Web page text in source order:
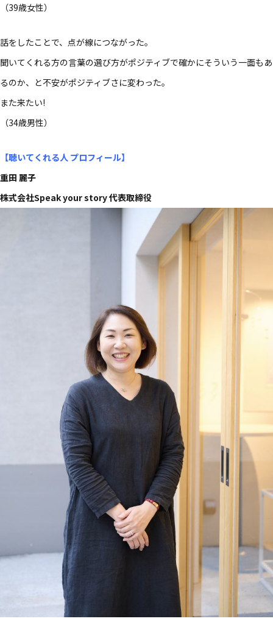
（39歳女性）
話をしたことで、点が線につながった。
聞いてくれる方の言葉の選び方がポジティブで確かにそういう一面もあ
るのか、と不安がポジティブさに変わった。
また来たい!
（34歳男性）
【聴いてくれる人 プロフィール】
重田 麗子
株式会社Speak your story 代表取締役